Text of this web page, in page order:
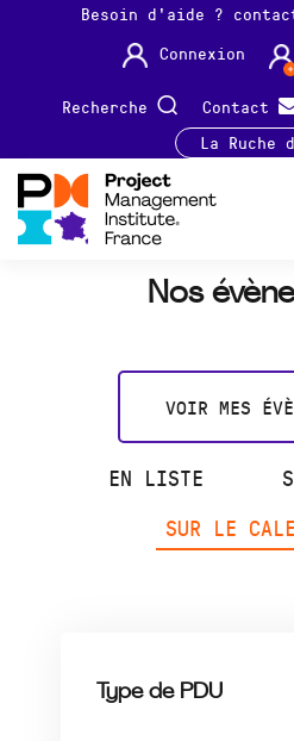
Besoin d'aide ?
Connexion
Recherche Contact
La Ruche
Nos
VOIR MES
EN LISTE
SUR LE
Type de PDU